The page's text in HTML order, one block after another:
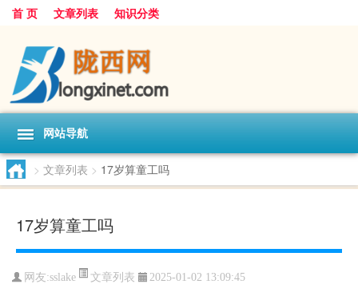
首 页 文章列表 知识分类
网站导航
> 文章列表 > 17岁算童工吗
17岁算童工吗
网友:sslake 文章列表 2025-01-02 13:09:45